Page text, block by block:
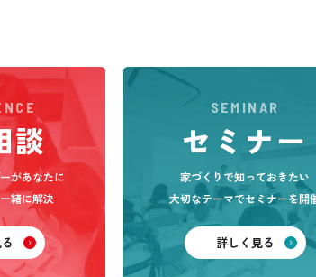
談
があなたに
緒に解決
SEMINAR
セミナー
家づくりで知っておきたい
大切なテーマでセミナーを開
詳しく見る